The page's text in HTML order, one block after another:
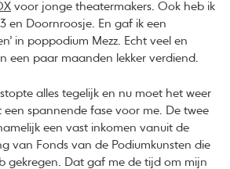
voor jonge theatermakers. Ook heb ik
en Doornroosje. En gaf ik een
in poppodium Mezz. Echt veel en
een paar maanden lekker verdiend.
alles tegelijk en nu moet het weer
een spannende fase voor me. De twee
een vast inkomen vanuit de
van Fonds van de Podiumkunsten die
gekregen. Dat gaf me de tijd om mijn